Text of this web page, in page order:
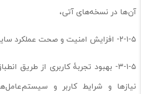
آن‌ها در نسخه‌های آتی،
۲-۱-۵- افزایش امنیت و صحت عملکرد سایت و نرم‌افزار،
۳-۱-۵- بهبود تجربۀ کاربری از طریق
نیازها و شرایط کاربر و